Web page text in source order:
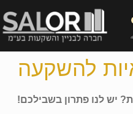
להשקעה
יש לנו פתרון בשבילכם!